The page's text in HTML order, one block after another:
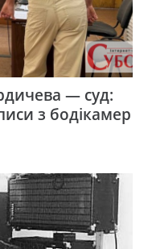
— суд:
з бодікамер